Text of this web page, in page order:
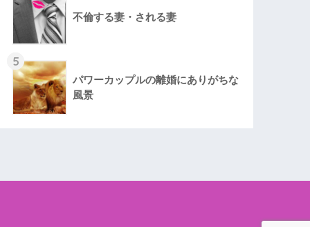
不倫する妻・される妻
5
パワーカップルの離婚にありがちな
風景